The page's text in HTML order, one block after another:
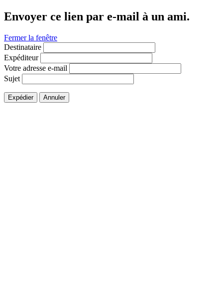
Envoyer ce lien par e-mail à un ami.
Fermer la fenêtre
Destinataire
Expéditeur
Votre adresse e-mail
Sujet
Expédier Annuler